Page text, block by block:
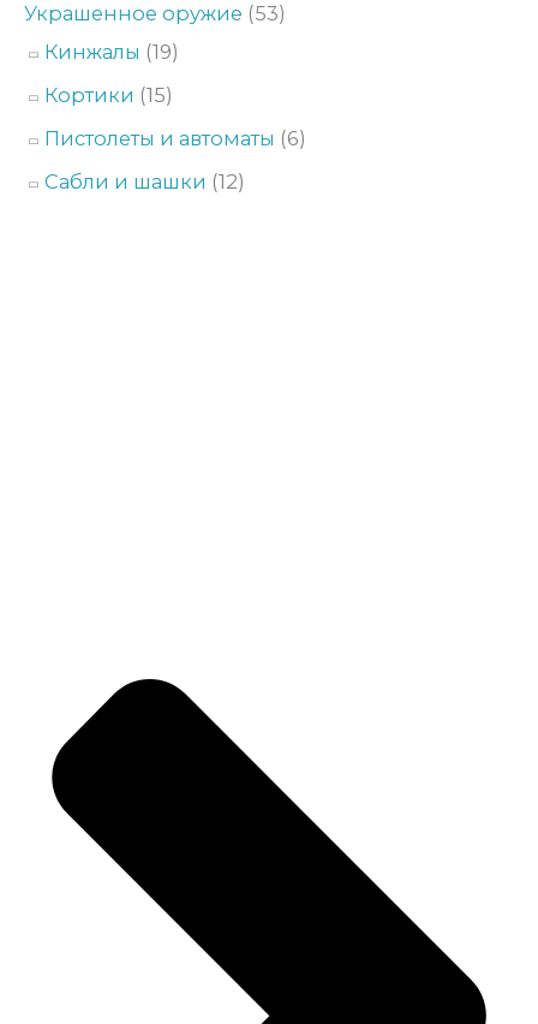
Украшенное оружие (53)
Кинжалы (19)
Кортики (15)
Пистолеты и автоматы (6)
Сабли и шашки (12)